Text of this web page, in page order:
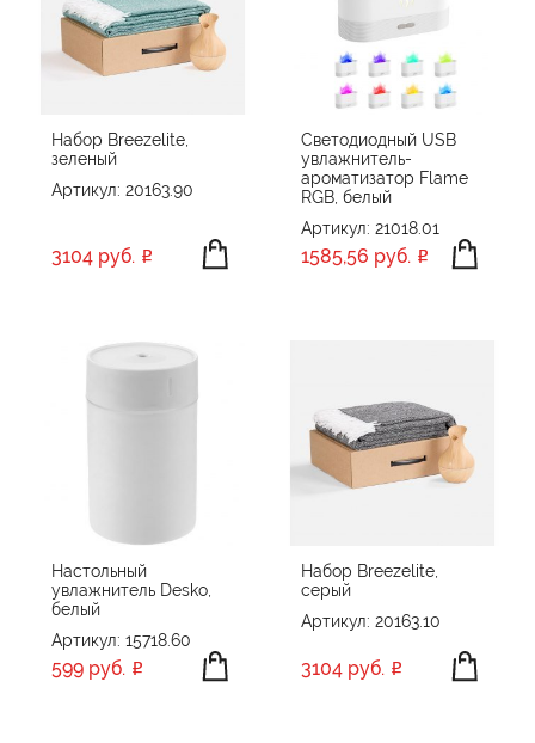
Набор Breezelite,
зеленый
Артикул: 20163.90
3104 руб.
Светодиодный USB
увлажнитель-
ароматизатор Flame
RGB, белый
Артикул: 21018.01
1585,56 руб.
Настольный
увлажнитель Desko,
белый
Артикул: 15718.60
599 руб.
Набор Breezelite,
серый
Артикул: 20163.10
3104 руб.